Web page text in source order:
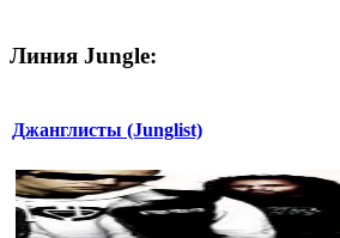
Линия Jungle:
Джанглисты (Junglist)